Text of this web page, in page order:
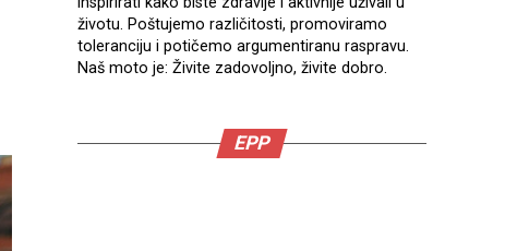
životu. Poštujemo različitosti, promoviramo
toleranciju i potičemo argumentiranu raspravu.
Naš moto je: Živite zadovoljno, živite dobro.
EPP